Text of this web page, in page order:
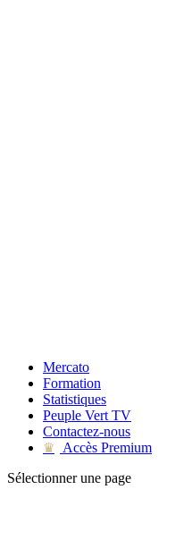
Mercato
Formation
Statistiques
Peuple Vert TV
Contactez-nous
♛
Accès Premium
Sélectionner une page